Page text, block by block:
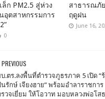
ก PM2.5 สู่ห่วง
อุตสาหกรรมการ
0
สาธารณภั
ฤดูฝน
June 16,
PREVIOUS
.ตร.ลงพื้นที่ตำรวจภูธรภาค 5 เปิด “
รักษ์ เจียงฮาย” พร้อมอำลาราชการ
รวจเยี่ยม ให้โอวาท มอบหลวงพ่อโส